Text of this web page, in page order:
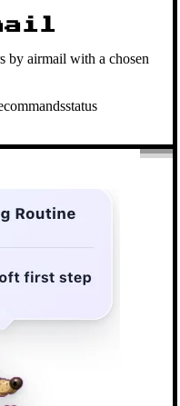
by airmail with a chosen
commandsstatus